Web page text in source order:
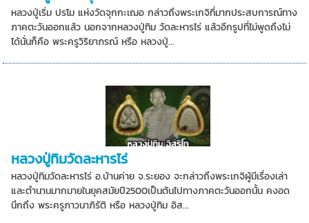
หลวงปู่เริ่ม ปรโม แห่งวัดจุกกะเฌอ กล่าวถึงพระเกจิที่มากประสบการณ์ทาง
ภาคตะวันออกแล้ว นอกจากหลวงปู่ทิม วัดละหารไร่ แล้วอีกรูปที่ไม่พูดถึงไม่
ได้นั่นก็คือ พระครูวิริยาภรณ์ หรือ หลวงปู่...
หลวงปู่ทิมวัดละหารไร่
หลวงปู่ทิมวัดละหารไร่ อ.บ้านค่าย จ.ระยอง จะกล่าวถึงพระเกจิผู้มีเรื่องเล่า
และตำนานมากมายในยุคสมัยปี2500เป็นต้นไปทางภาคตะวันออกนั้น คงอด
นึกถึง พระครูภาวนาภิรัติ หรือ หลวงปู่ทิม อิส...